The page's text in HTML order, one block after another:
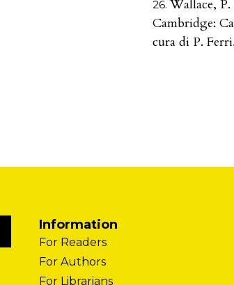
Wallace,
Cambridge:
cura di P.
Information
For Readers
For Authors
For Librarians